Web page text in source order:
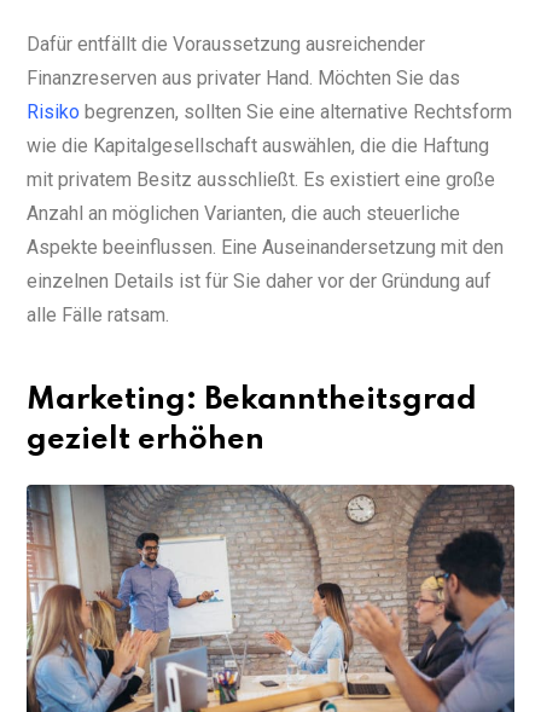
Dafür entfällt die Voraussetzung ausreichender
Finanzreserven aus privater Hand. Möchten Sie das
Risiko begrenzen, sollten Sie eine alternative Rechtsform
wie die Kapitalgesellschaft auswählen, die die Haftung
mit privatem Besitz ausschließt. Es existiert eine große
Anzahl an möglichen Varianten, die auch steuerliche
Aspekte beeinflussen. Eine Auseinandersetzung mit den
einzelnen Details ist für Sie daher vor der Gründung auf
alle Fälle ratsam.
Marketing: Bekanntheitsgrad
gezielt erhöhen